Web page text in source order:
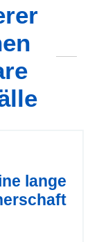
lange